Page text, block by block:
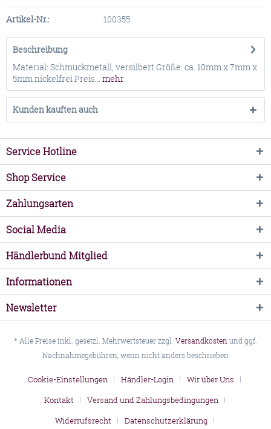
Artikel-Nr.: 100355
Beschreibung
Material: Schmuckmetall, versilbert Größe: ca. 10mm x 7mm x
5mm nickelfrei Preis... mehr
Kunden kauften auch
Service Hotline
Shop Service
Zahlungsarten
Social Media
Händlerbund Mitglied
Informationen
Newsletter
* Alle Preise inkl. gesetzl. Mehrwertsteuer zzgl. Versandkostenund ggf.
Nachnahmegebühren, wenn nicht anders beschrieben
Cookie-Einstellungen Händler-Login
Wir über Uns
Kontakt
Versand und Zahlungsbedingungen
Widerrufsrecht
Datenschutzerklärung